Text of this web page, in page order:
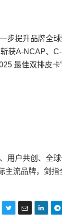
步提升品牌全
获A-NCAP、C-
最佳双排皮卡
用户共创、全
主流品牌，剑指